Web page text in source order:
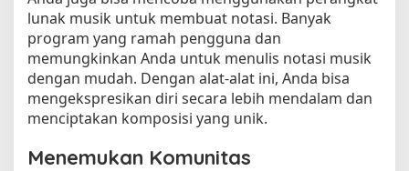
lunak musik untuk membuat notasi. Banyak
program yang ramah pengguna dan
memungkinkan Anda untuk menulis notasi musik
dengan mudah. Dengan alat-alat ini, Anda bisa
mengekspresikan diri secara lebih mendalam dan
menciptakan komposisi yang unik.
Menemukan Komunitas